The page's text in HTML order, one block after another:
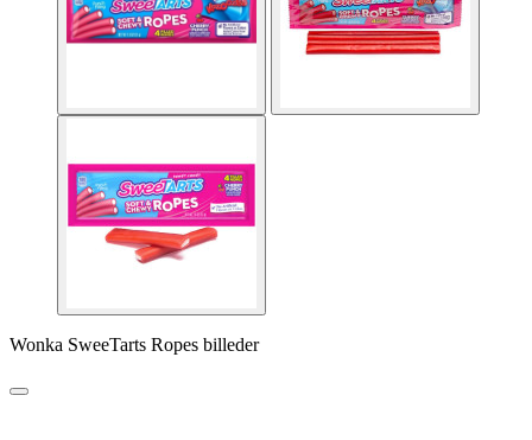
Wonka SweeTarts Ropes billeder